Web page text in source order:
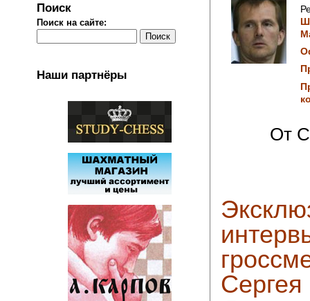
Поиск
Поиск на сайте:
Наши партнёры
От